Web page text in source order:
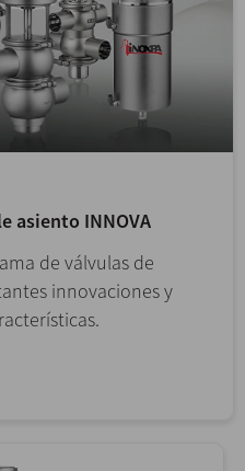
asiento INNOVA
de válvulas de
innovaciones y